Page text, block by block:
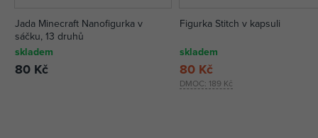
Jada Minecraft Nanofigurka v
sáčku, 13 druhů
skladem
80 Kč
Figurka Stitch v kapsuli
skladem
DMOC: 189 Kč
80 Kč